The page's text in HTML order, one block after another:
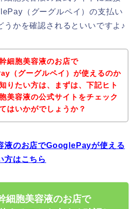
（グーグルペイ）の支払い
うかを確認されるといいですよ♪
細胞美容液のお店で
（グーグルペイ）が使えるのか
りたい方は、まずは、下記ヒト
美容液の公式サイトをチェック
はいかがでしょうか？
液のお店でGooglePayが使える
方はこちら
細胞美容液のお店で